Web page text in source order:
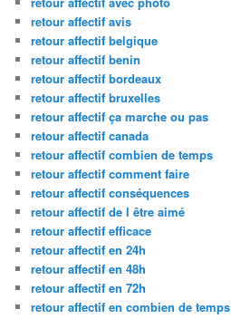
retour affectif avis
retour affectif belgique
retour affectif benin
retour affectif bordeaux
retour affectif bruxelles
retour affectif ça marche ou pas
retour affectif canada
retour affectif combien de temps
retour affectif comment faire
retour affectif conséquences
retour affectif de l être aimé
retour affectif efficace
retour affectif en 24h
retour affectif en 48h
retour affectif en 72h
retour affectif en combien de temps